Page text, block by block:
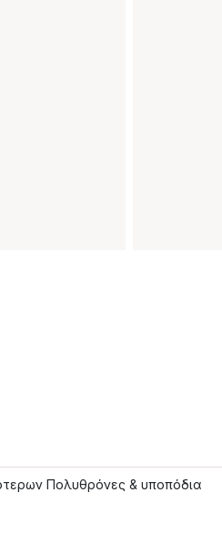
Πολυθρόνες & υποπόδια